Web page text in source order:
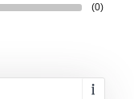
(0)